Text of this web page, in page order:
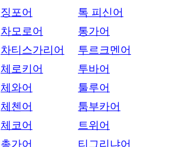
징포어
차모로어
차티스가리어
체로키어
체와어
체첸어
체코어
총가어
톡 피신어
통가어
투르크멘어
투바어
툴루어
툼부카어
트위어
티그리냐어